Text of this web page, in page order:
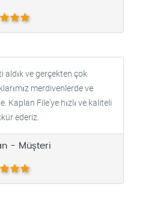
aldık ve gerçekten çok
merdivenlerde ve
Kaplan File'ye hızlı ve kaliteli
ederiz.
- Müşteri